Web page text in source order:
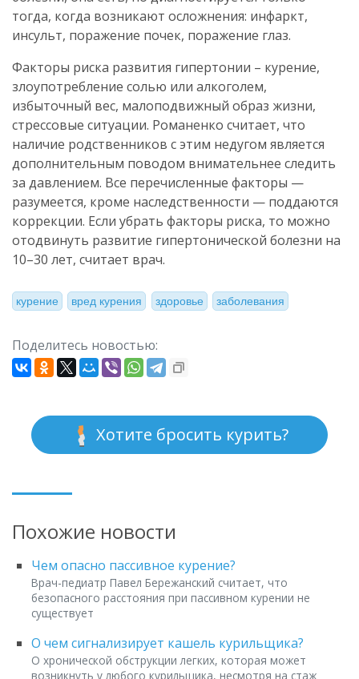
тогда, когда возникают осложнения: инфаркт,
инсульт, поражение почек, поражение глаз.
Факторы риска развития гипертонии – курение,
злоупотребление солью или алкоголем,
избыточный вес, малоподвижный образ жизни,
стрессовые ситуации. Романенко считает, что
наличие родственников с этим недугом является
дополнительным поводом внимательнее следить
за давлением. Все перечисленные факторы —
разумеется, кроме наследственности — поддаются
коррекции. Если убрать факторы риска, то можно
отодвинуть развитие гипертонической болезни на
10–30 лет, считает врач.
курение вред курения здоровье заболевания
Поделитесь новостью:
Хотите бросить курить?
Похожие новости
Чем опасно пассивное курение?
Врач-педиатр Павел Бережанский считает, что
безопасного расстояния при пассивном курении не
существует
О чем сигнализирует кашель курильщика?
О хронической обструкции легких, которая может
возникнуть у любого курильщика, несмотря на стаж